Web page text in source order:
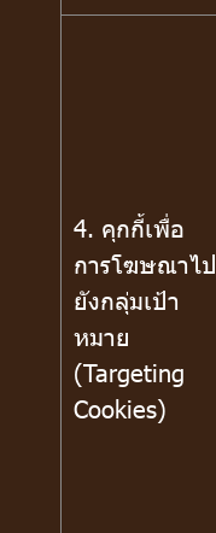
4. คุกกี้เพื่อ
การโฆษณาไป
ยังกลุ่มเป้า
หมาย
(Targeting
Cookies)